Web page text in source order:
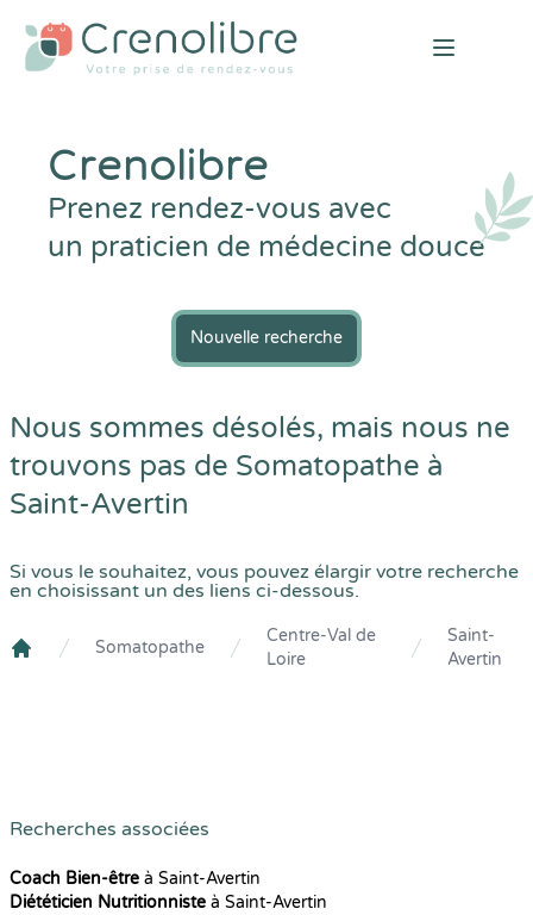
Open
Crenolibre
Prenez rendez-vous avec
un praticien de médecine douce
Nouvelle recherche
Nous sommes désolés, mais nous ne
trouvons pas de Somatopathe à
Saint-Avertin
Si vous le souhaitez, vous pouvez élargir votre recherche
en choisissant un des liens ci-dessous.
Somatopathe
Centre-Val de
Loire
Saint-
Avertin
Recherches associées
Coach Bien-être à Saint-Avertin
Diététicien Nutritionniste à Saint-Avertin